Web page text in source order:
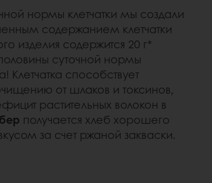
нормы клетчатки мы создали
содержанием клетчатки
изделия содержится 20 г*
суточной нормы
Клетчатка способствует
от шлаков и токсинов,
растительных волокон в
получается хлеб хорошего
за счет ржаной закваски.